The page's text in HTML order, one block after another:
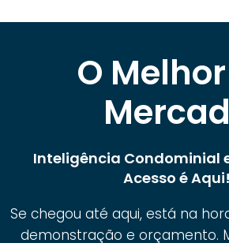
O
Inteligência Condominial
Acesso é Aqui!
Se chegou até aqui, está na
demonstração e orçamento.